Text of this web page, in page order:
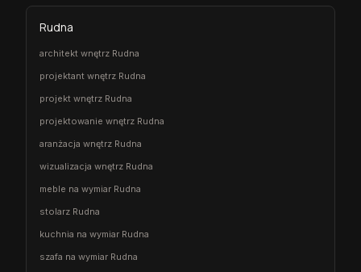
Rudna
architekt wnętrz Rudna
projektant wnętrz Rudna
projekt wnętrz Rudna
projektowanie wnętrz Rudna
aranżacja wnętrz Rudna
wizualizacja wnętrz Rudna
meble na wymiar Rudna
stolarz Rudna
kuchnia na wymiar Rudna
szafa na wymiar Rudna